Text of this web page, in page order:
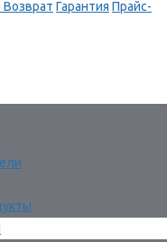
Возврат Гарантия Прайс-